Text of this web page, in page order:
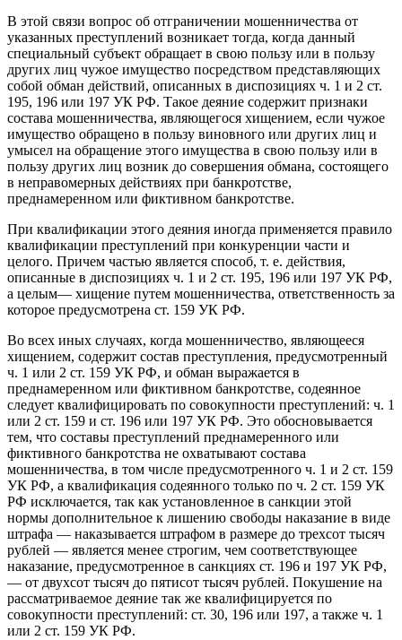
В этой связи вопрос об отграничении мошенничества от
указанных преступлений возникает тогда, когда данный
специальный субъект обращает в свою пользу или в пользу
других лиц чужое имущество посредством представляющих
собой обман действий, описанных в диспозициях ч. 1 и 2 ст.
195, 196 или 197 УК РФ. Такое деяние содержит признаки
состава мошенничества, являющегося хищением, если чужое
имущество обращено в пользу виновного или других лиц и
умысел на обращение этого имущества в свою пользу или в
пользу других лиц возник до совершения обмана, состоящего
в неправомерных действиях при банкротстве,
преднамеренном или фиктивном банкротстве.
При квалификации этого деяния иногда применяется правило
квалификации преступлений при конкуренции части и
целого. Причем частью является способ, т. е. действия,
описанные в диспозициях ч. 1 и 2 ст. 195, 196 или 197 УК РФ,
а целым— хищение путем мошенничества, ответственность за
которое предусмотрена ст. 159 УК РФ.
Во всех иных случаях, когда мошенничество, являющееся
хищением, содержит состав преступления, предусмотренный
ч. 1 или 2 ст. 159 УК РФ, и обман выражается в
преднамеренном или фиктивном банкротстве, содеянное
следует квалифицировать по совокупности преступлений: ч. 1
или 2 ст. 159 и ст. 196 или 197 УК РФ. Это обосновывается
тем, что составы преступлений преднамеренного или
фиктивного банкротства не охватывают состава
мошенничества, в том числе предусмотренного ч. 1 и 2 ст. 159
УК РФ, а квалификация содеянного только по ч. 2 ст. 159 УК
РФ исключается, так как установленное в санкции этой
нормы дополнительное к лишению свободы наказание в виде
штрафа — наказывается штрафом в размере до трехсот тысяч
рублей — является менее строгим, чем соответствующее
наказание, предусмотренное в санкциях ст. 196 и 197 УК РФ,
— от двухсот тысяч до пятисот тысяч рублей. Покушение на
рассматриваемое деяние так же квалифицируется по
совокупности преступлений: ст. 30, 196 или 197, а также ч. 1
или 2 ст. 159 УК РФ.